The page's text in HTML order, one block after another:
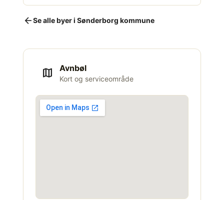
arrow_backSe alle byer i Sønderborg kommune
map Avnbøl
Kort og serviceområde